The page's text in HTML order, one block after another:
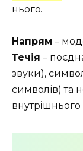
нього.
Напрям –
Течія –
звуки),
символів) та
внутрішнього